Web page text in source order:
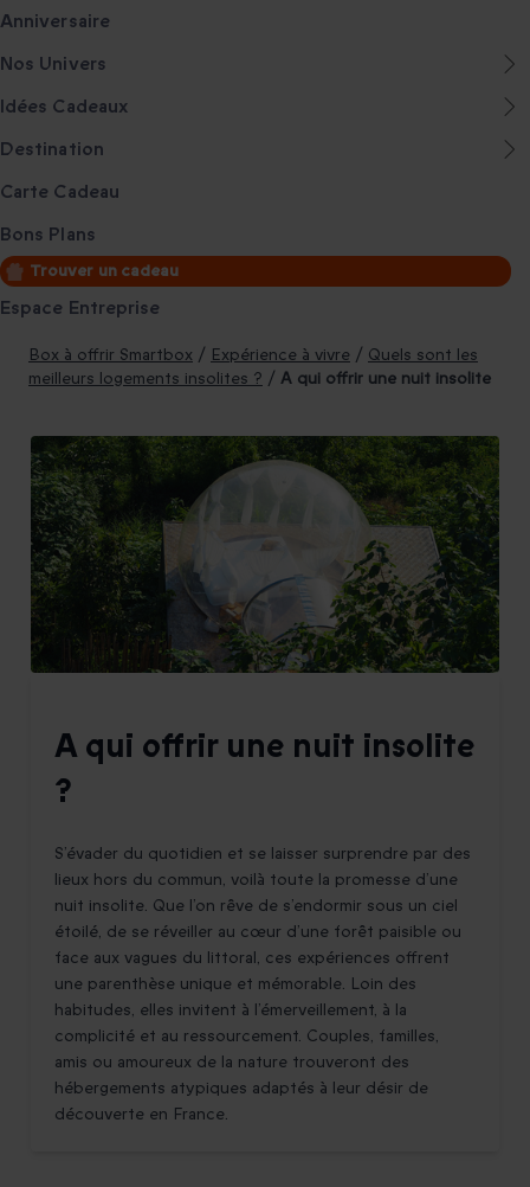
Anniversaire
Nos Univers
Idées Cadeaux
Destination
Carte Cadeau
Bons Plans
Trouver un cadeau
Espace Entreprise
Box à offrir Smartbox / Expérience à vivre / Quels sont les
meilleurs logements insolites ? / A qui offrir une nuit insolite
A qui offrir une nuit insolite
?
S’évader du quotidien et se laisser surprendre par des
lieux hors du commun, voilà toute la promesse d’une
nuit insolite. Que l’on rêve de s’endormir sous un ciel
étoilé, de se réveiller au cœur d’une forêt paisible ou
face aux vagues du littoral, ces expériences offrent
une parenthèse unique et mémorable. Loin des
habitudes, elles invitent à l’émerveillement, à la
complicité et au ressourcement. Couples, familles,
amis ou amoureux de la nature trouveront des
hébergements atypiques adaptés à leur désir de
découverte en France.